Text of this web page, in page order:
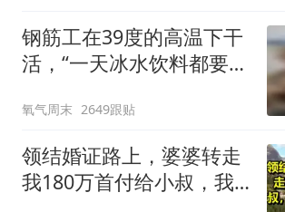
钢筋工在39度的高温下干
活，“一天冰水饮料都要喝
根本没力气干活
氧气周末 2649跟贴
领结婚证路上，婆婆转走
我180万首付给小叔，我